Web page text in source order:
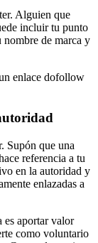
Alguien que
incluir tu punto
nombre de marca y
enlace dofollow
Supón que una
referencia a tu
en la autoridad y
enlazadas a
es aportar valor
como voluntario